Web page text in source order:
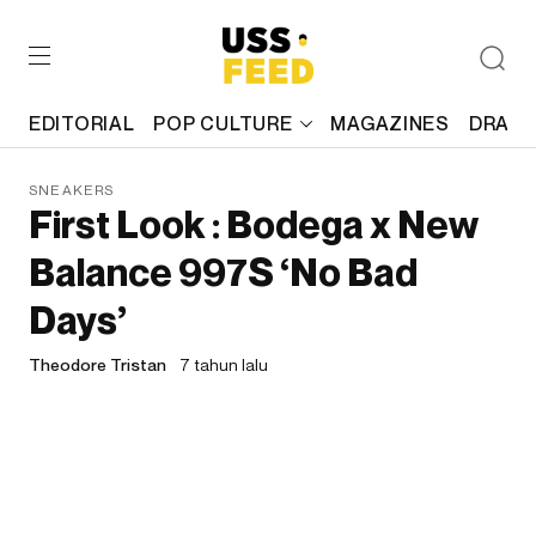
EDITORIAL POP CULTURE MAGAZINES
SNEAKERS
First Look : Bodega x New
Balance 997S ‘No Bad
Days’
Theodore Tristan 7 tahun lalu